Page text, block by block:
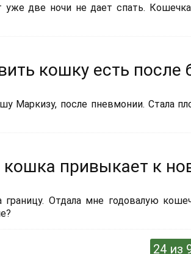
две ночи не дает спать.
кошку есть после
Маркизу, после пневмонии. Стала
кошка привыкает к
границу. Отдала мне годовалую
24 из